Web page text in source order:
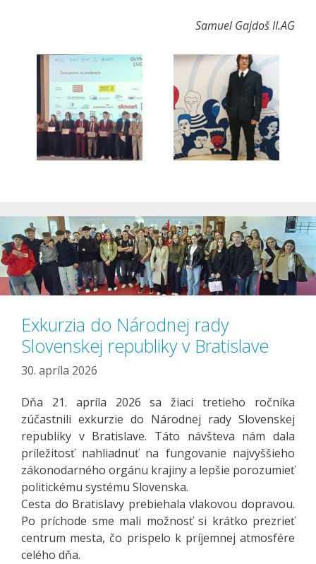
Samuel Gajdoš II.AG
Exkurzia do Národnej rady
Slovenskej republiky v Bratislave
30. apríla 2026
Dňa 21. apríla 2026 sa žiaci tretieho ročníka
zúčastnili exkurzie do Národnej rady Slovenskej
republiky v Bratislave. Táto návšteva nám dala
príležitosť nahliadnuť na fungovanie najvyššieho
zákonodarného orgánu krajiny a lepšie porozumieť
politickému systému Slovenska.
Cesta do Bratislavy prebiehala vlakovou dopravou.
Po príchode sme mali možnosť si krátko prezrieť
centrum mesta, čo prispelo k príjemnej atmosfére
celého dňa.